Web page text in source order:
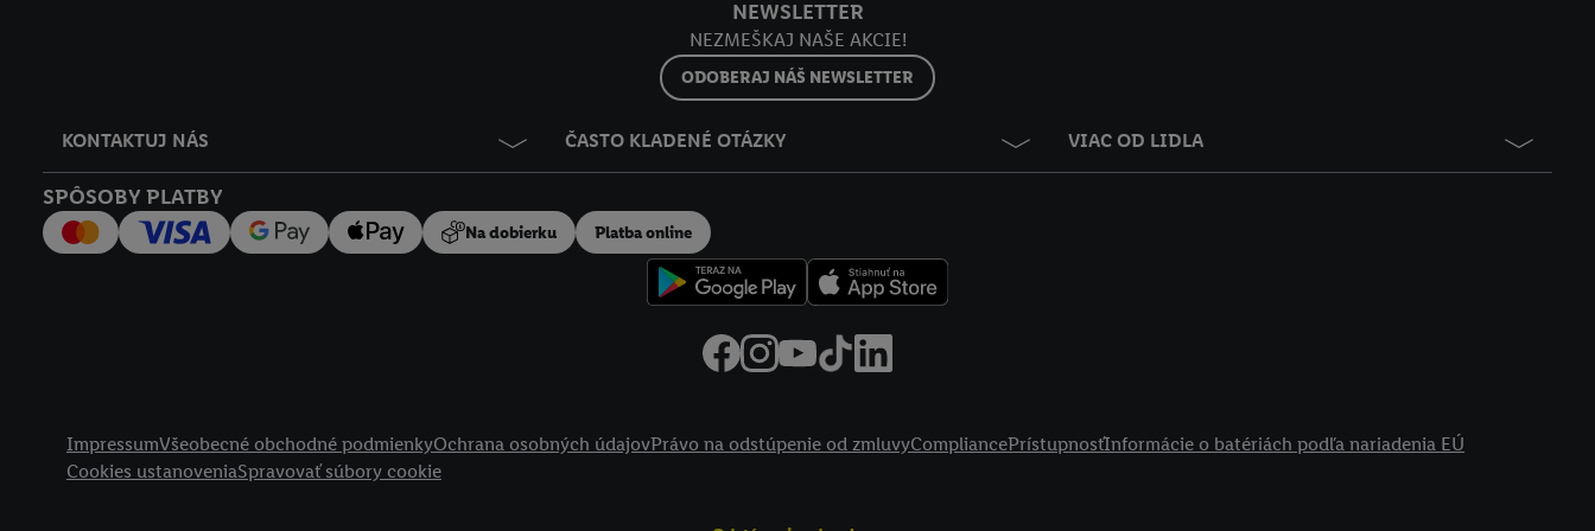
NEWSLETTER
NEZMEŠKAJ NAŠE AKCIE!
ODOBERAJ NÁŠ NEWSLETTER
KONTAKTUJ NÁS ČASTO KLADENÉ OTÁZKY VIAC OD LIDLA
SPÔSOBY PLATBY
Na dobierku Platba online
ImpressumVšeobecné obchodné podmienkyOchrana osobných údajovPrávo na odstúpenie od zmluvyCompliancePrístupnosťInformácie o batériách podľa nariadenia EÚ
Cookies ustanoveniaSpravovať súbory cookie